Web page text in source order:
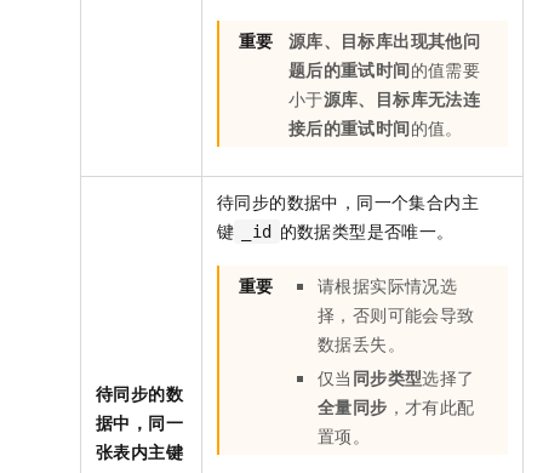
重要
源库、目标库出现其他问
题后的重试时间的值需要
小于源库、目标库无法连
接后的重试时间的值。
待同步的数
据中，同一
张表内主键
待同步的数据中，同一个集合内主
键
_id 的数据类型是否唯一。
重要
请根据实际情况选
择，否则可能会导致
数据丢失。
仅当 同步类型选择了
全量同步 ，才有此配
置项。